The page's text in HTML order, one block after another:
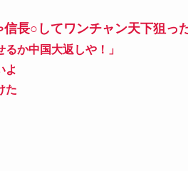
信長○してワンチャン天下狙っ
か中国大返しや！」
よ
た